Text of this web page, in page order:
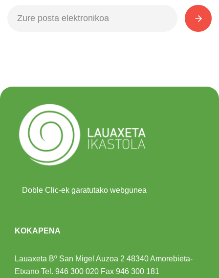
Doble Clic-ek garatutako webgunea
KOKAPENA
Lauaxeta Bº San Migel Auzoa 2 48340 Amorebieta-
Etxano Tel. 946 300 020 Fax 946 300 181